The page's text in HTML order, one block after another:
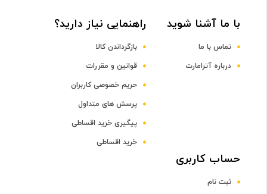
ندارد
TFT
با ما آشنا شوید
تماس با ما
درباره آترامارت
راهنمایی نیاز دارید؟
بازگرداندن کالا
قوانین و مقررات
حریم خصوصی کاربران
پرسش های متداول
پیگیری خرید اقساطی
خرید اقساطی
حساب کاربری
ثبت نام